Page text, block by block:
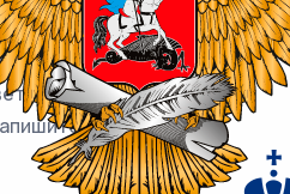
которыхзапятая(-ые)
вии с одним и тем же
номера этих